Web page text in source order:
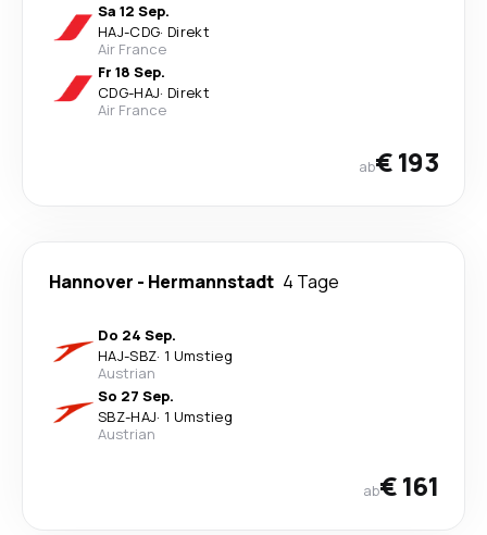
Sa 12 Sep.
HAJ-CDG· Direkt
Air France
Fr 18 Sep.
CDG-HAJ· Direkt
Air France
ab€ 193
Hannover - Hermannstadt 4 Tage
Do 24 Sep.
HAJ-SBZ· 1 Umstieg
Austrian
So 27 Sep.
SBZ-HAJ· 1 Umstieg
Austrian
ab€ 161